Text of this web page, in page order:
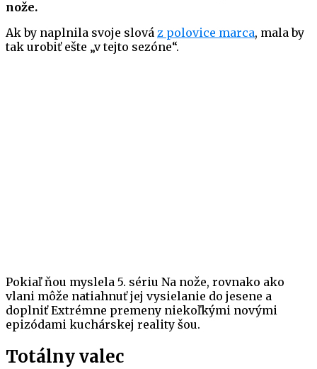
nože.
Ak by naplnila svoje slová z polovice marca, mala by
tak urobiť ešte „v tejto sezóne“.
Pokiaľ ňou myslela 5. sériu Na nože, rovnako ako
vlani môže natiahnuť jej vysielanie do jesene a
doplniť Extrémne premeny niekoľkými novými
epizódami kuchárskej reality šou.
Totálny valec